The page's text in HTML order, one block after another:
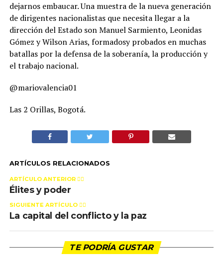
dejarnos embaucar. Una muestra de la nueva generación
de dirigentes nacionalistas que necesita llegar a la
dirección del Estado son Manuel Sarmiento, Leonidas
Gómez y Wilson Arias, formadosy probados en muchas
batallas por la defensa de la soberanía, la producción y
el trabajo nacional.
@mariovalencia01
Las 2 Orillas, Bogotá.
ARTÍCULOS RELACIONADOS
ARTÍCULO ANTERIOR 👉🏻
Élites y poder
SIGUIENTE ARTÍCULO 👈🏻
La capital del conflicto y la paz
TE PODRÍA GUSTAR